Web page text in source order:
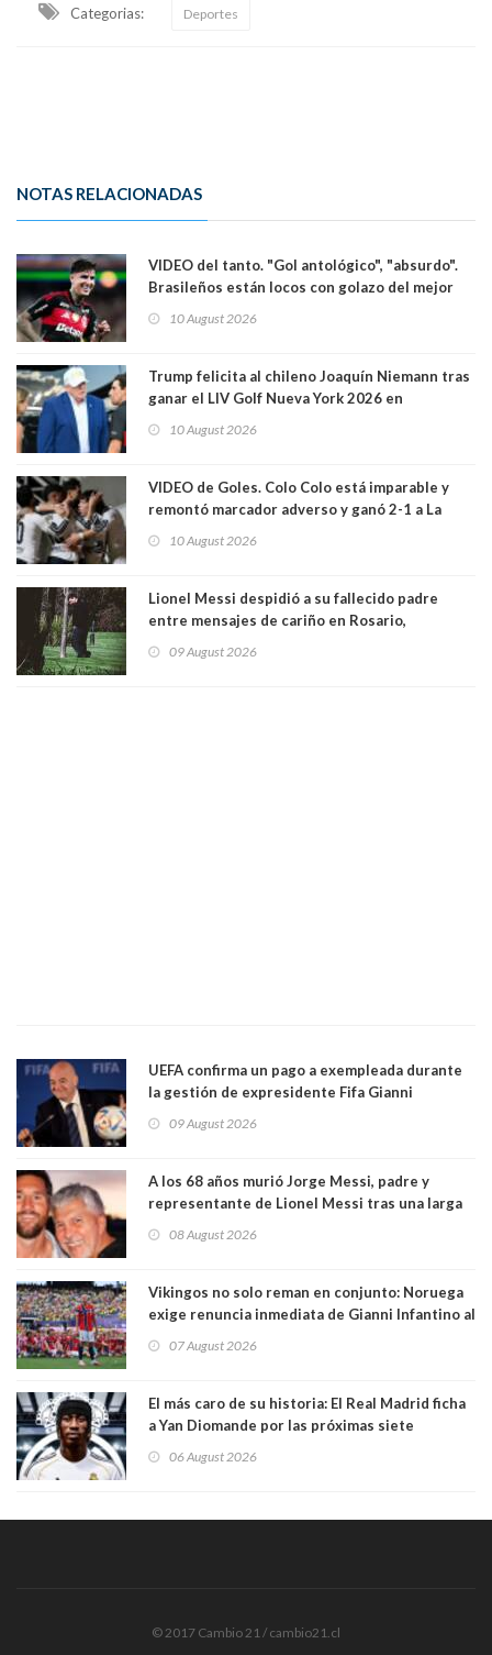
Categorias: Deportes
NOTAS RELACIONADAS
VIDEO del tanto. "Gol antológico", "absurdo".
Brasileños están locos con golazo del mejor
Erick Pulgar
10 August 2026
Trump felicita al chileno Joaquín Niemann tras
ganar el LIV Golf Nueva York 2026 en
10 August 2026
VIDEO de Goles. Colo Colo está imparable y
remontó marcador adverso y ganó 2-1 a La
Palestino también 2-1. VIDEOS
10 August 2026
Lionel Messi despidió a su fallecido padre
entre mensajes de cariño en Rosario,
09 August 2026
UEFA confirma un pago a exempleada durante
la gestión de expresidente Fifa Gianni
relación sentimental
09 August 2026
A los 68 años murió Jorge Messi, padre y
representante de Lionel Messi tras una larga
08 August 2026
Vikingos no solo reman en conjunto: Noruega
exige renuncia inmediata de Gianni Infantino al
07 August 2026
El más caro de su historia: El Real Madrid ficha
a Yan Diomande por las próximas siete
06 August 2026
© 2017 Cambio 21 / cambio21.cl